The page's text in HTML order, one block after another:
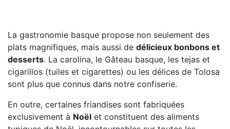
La gastronomie basque propose non seulement des
plats magnifiques, mais aussi de délicieux bonbons et
desserts. La carolina, le Gâteau basque, les tejas et
cigarillos (tuiles et cigarettes) ou les délices de Tolosa
sont plus que connus dans notre confiserie.
En outre, certaines friandises sont fabriquées
exclusivement à Noël et constituent des aliments